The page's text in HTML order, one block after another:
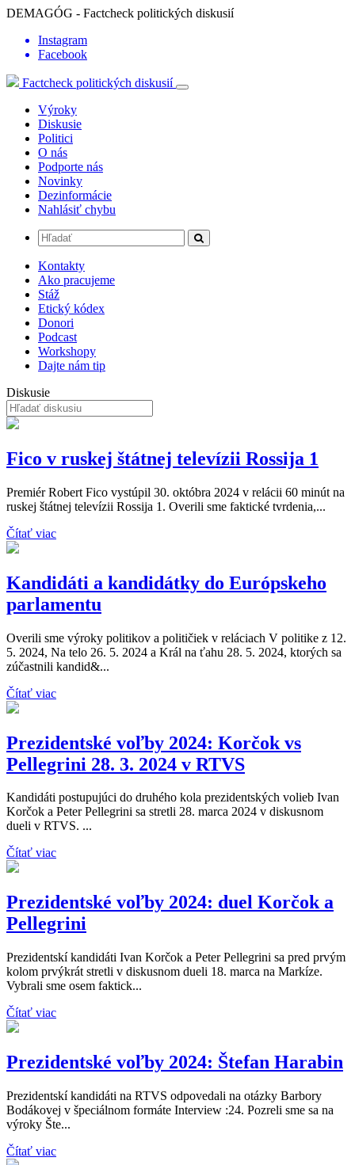
DEMAGÓG - Factcheck politických diskusií
Instagram
Facebook
Factcheck politických diskusií
Výroky
Diskusie
Politici
O nás
Podporte nás
Novinky
Dezinformácie
Nahlásiť chybu
Kontakty
Ako pracujeme
Stáž
Etický kódex
Donori
Podcast
Workshopy
Dajte nám tip
Diskusie
Fico v ruskej štátnej televízii Rossija 1
Premiér Robert Fico vystúpil 30. októbra 2024 v relácii 60 minút na
ruskej štátnej televízii Rossija 1. Overili sme faktické tvrdenia,...
Čítať viac
Kandidáti a kandidátky do Európskeho
parlamentu
Overili sme výroky politikov a političiek v reláciach V politike z 12.
5. 2024, Na telo 26. 5. 2024 a Král na ťahu 28. 5. 2024, ktorých sa
zúčastnili kandid&...
Čítať viac
Prezidentské voľby 2024: Korčok vs
Pellegrini 28. 3. 2024 v RTVS
Kandidáti postupujúci do druhého kola prezidentských volieb Ivan
Korčok a Peter Pellegrini sa stretli 28. marca 2024 v diskusnom
dueli v RTVS. ...
Čítať viac
Prezidentské voľby 2024: duel Korčok a
Pellegrini
Prezidentskí kandidáti Ivan Korčok a Peter Pellegrini sa pred prvým
kolom prvýkrát stretli v diskusnom dueli 18. marca na Markíze.
Vybrali sme osem faktick...
Čítať viac
Prezidentské voľby 2024: Štefan Harabin
Prezidentskí kandidáti na RTVS odpovedali na otázky Barbory
Bodákovej v špeciálnom formáte Interview :24. Pozreli sme sa na
výroky Šte...
Čítať viac